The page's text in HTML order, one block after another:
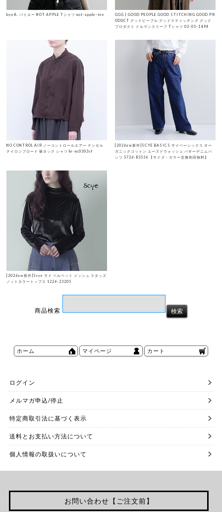
byeA. バイエー NOT APPLE Tシャツ not-apple-tee
GGG | GOOD PEOPLE GOOD STITCHING GOOD PR
ODUCT グッドピープル グッドスティッチング グッド
プロダクト ドルマンスリーブ Tシャツ 02-01-1494
NO CONTROL AIR ノーコントロールエアー テンセル
ナイロンブロード 裾タック シャツ hr-nc0303sf
[2026aw新作]SCYE BASICS サイベーシックス オー
ガニックコットン ユーズドウォッシュ バギーデニムパ
ンツ 5726-83536 【サイズ・カラー交換初回無料】
[2026aw新作]Scye サイ ベルベット メッシュ スタッズ
ノットカラートップス 1226-23205
商品検索
ホーム マイページ カート
ログイン
メルマガ申込/停止
特定商取引法に基づく表示
送料とお支払い方法について
個人情報の取扱いについて
お問い合わせ【ご注文前】